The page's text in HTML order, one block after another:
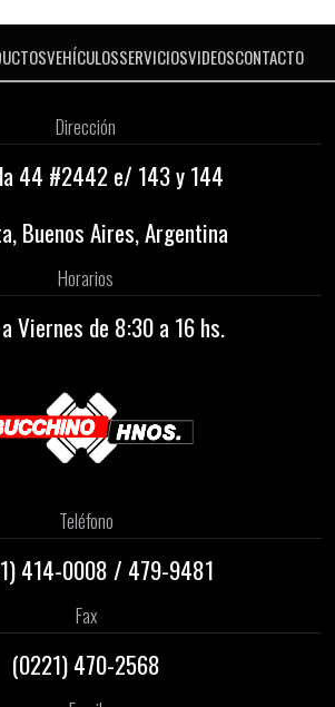
VEHÍCULOSSERVICIOSVIDEOSCONTACTO
Dirección
44 #2442 e/ 143 y 144
Buenos Aires, Argentina
Horarios
Viernes de 8:30 a 16 hs.
Teléfono
414-0008 / 479-9481
Fax
(0221) 470-2568